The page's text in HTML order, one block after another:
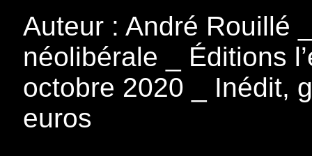
Auteur : André Rouillé
néolibérale _ Éditions
octobre 2020 _ Inédit,
euros